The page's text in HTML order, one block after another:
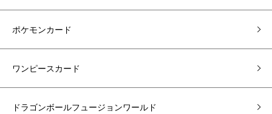
ポケモンカード
ワンピースカード
ドラゴンボールフュージョンワールド